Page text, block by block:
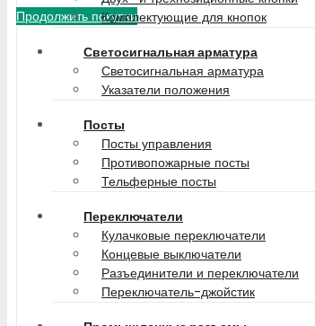
Продолжить покупкиКомплектующие для кнопок
Светосигнальная арматура
Светосигнальная арматура
Указатели положения
Посты
Посты управления
Противопожарные посты
Тельферные посты
Переключатели
Кулачковые переключатели
Концевые выключатели
Разъединители и переключатели
Переключатель-джойстик